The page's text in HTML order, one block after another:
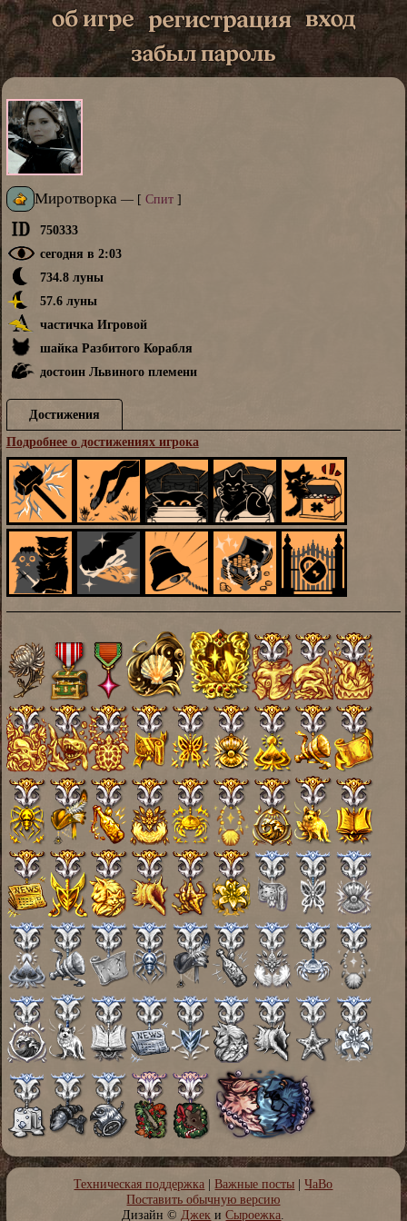
Миротворка — [ Спит]
750333
сегодня в 2:03
734.8 луны
57.6 луны
частичка Игровой
шайка Разбитого Корабля
достоин Львиного племени
Достижения
Подробнее о достижениях игрока
Техническая поддержка |Важные посты |ЧаВо
Поставить обычную версию
Дизайн © Джeк иСыроежка